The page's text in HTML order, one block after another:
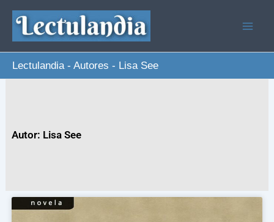
contenido
Lectulandia- Autores - Lisa See
Autor: Lisa See